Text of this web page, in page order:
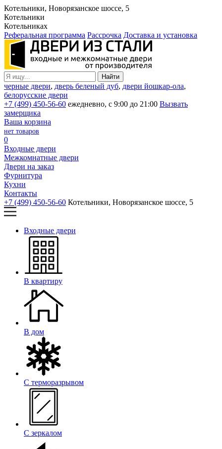
Котельники, Новорязанское шоссе, 5
Котельники
Котельниках
Реферальная программа Рассрочка Доставка и установка
черные двери, дверь беленый дуб, двери йошкар-ола,
белорусские двери
+7 (499) 450-56-60 ежедневно, с 9:00 до 21:00 Вызвать
замерщика
Ваша корзина
нет товаров
0
Входные двери
Межкомнатные двери
Двери на заказ
Фурнитура
Кухни
Контакты
+7 (499) 450-56-60 Котельники, Новорязанское шоссе, 5
Входные двери
В квартиру
В дом
С терморазрывом
С зеркалом